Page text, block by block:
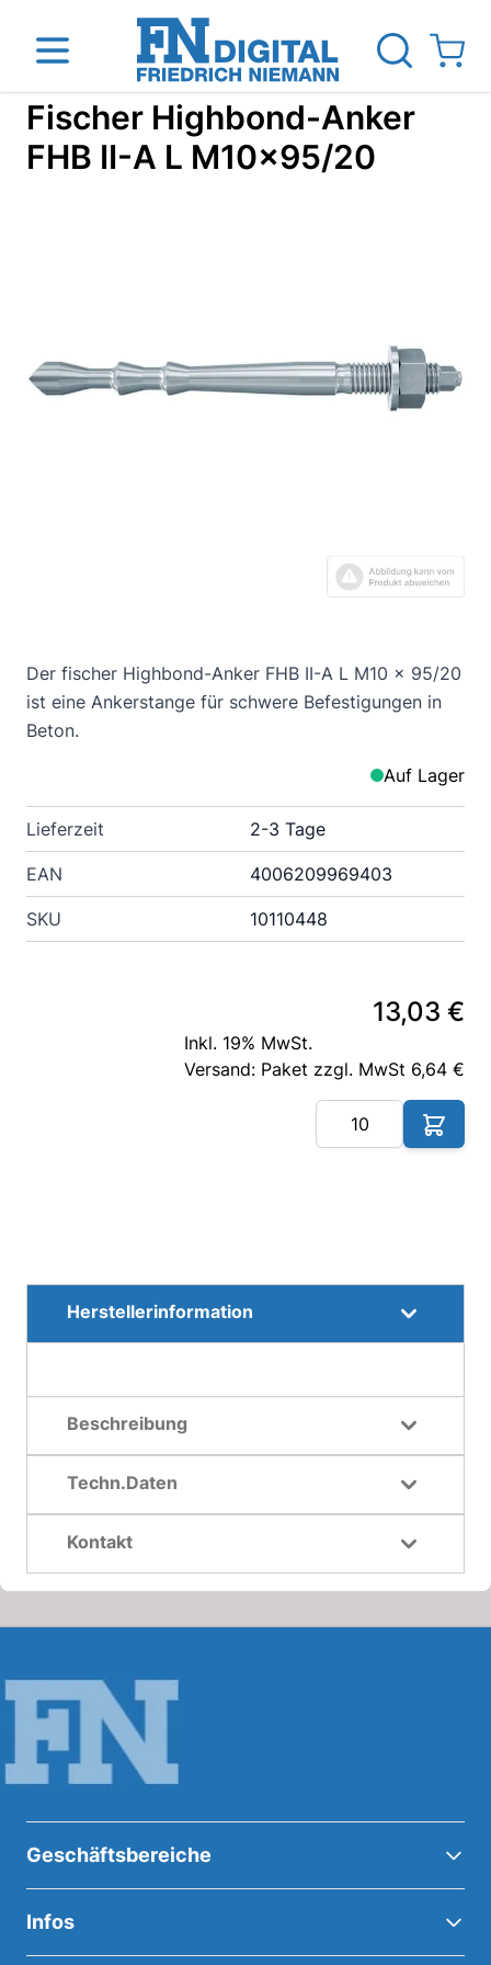
Direkt zum Inhalt
View
Fischer Highbond-Anker
FHB II-A L M10x95/20
Der fischer Highbond-Anker FHB II-A L M10 x 95/20
ist eine Ankerstange für schwere Befestigungen in
Beton.
Auf Lager
Lieferzeit 2-3 Tage
EAN 4006209969403
SKU 10110448
13,03 €
Inkl. 19% MwSt.
Versand: Paket zzgl. MwSt 6,64 €
Herstellerinformation
Beschreibung
Techn.Daten
Kontakt
Geschäftsbereiche
Infos